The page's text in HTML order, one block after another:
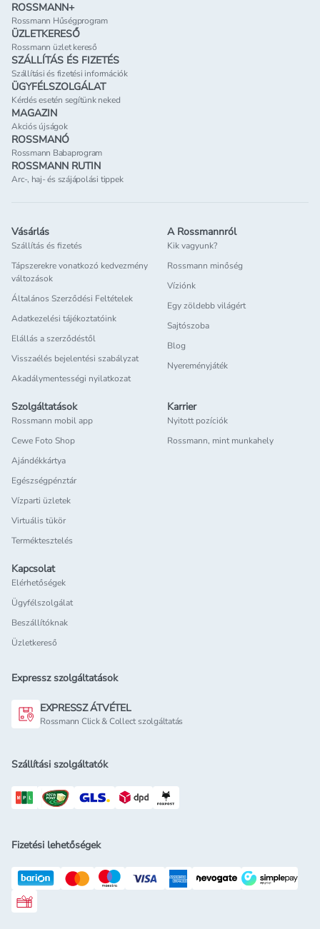
ROSSMANN+
Rossmann Hűségprogram
ÜZLETKERESŐ
Rossmann üzlet kereső
SZÁLLÍTÁS ÉS FIZETÉS
Szállítási és fizetési információk
ÜGYFÉLSZOLGÁLAT
Kérdés esetén segítünk neked
MAGAZIN
Akciós újságok
ROSSMANÓ
Rossmann Babaprogram
ROSSMANN RUTIN
Arc-, haj- és szájápolási tippek
Vásárlás
Szállítás és fizetés
Tápszerekre vonatkozó kedvezmény
változások
Általános Szerződési Feltételek
Adatkezelési tájékoztatóink
Elállás a szerződéstől
Visszaélés bejelentési szabályzat
Akadálymentességi nyilatkozat
A Rossmannról
Kik vagyunk?
Rossmann minőség
Víziónk
Egy zöldebb világért
Sajtószoba
Blog
Nyereményjáték
Szolgáltatások
Rossmann mobil app
Cewe Foto Shop
Ajándékkártya
Egészségpénztár
Vízparti üzletek
Virtuális tükör
Terméktesztelés
Karrier
Nyitott pozíciók
Rossmann, mint munkahely
Kapcsolat
Elérhetőségek
Ügyfélszolgálat
Beszállítóknak
Üzletkereső
Expressz szolgáltatások
EXPRESSZ ÁTVÉTEL
Rossmann Click & Collect szolgáltatás
Szállítási szolgáltatók
Fizetési lehetőségek
Rossmann ajándékkártya